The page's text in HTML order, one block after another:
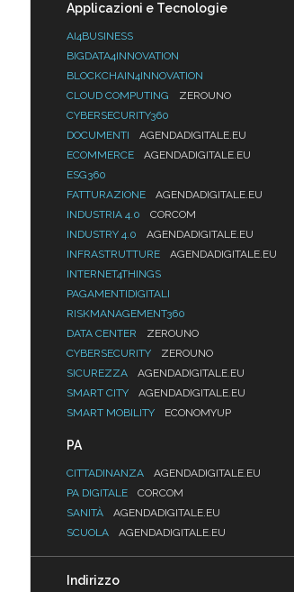
Applicazioni e Tecnologie
AI4BUSINESS
BIGDATA4INNOVATION
BLOCKCHAIN4INNOVATION
CLOUD COMPUTING
ZEROUNO
CYBERSECURITY360
DOCUMENTI
AGENDADIGITALE.EU
ECOMMERCE
AGENDADIGITALE.EU
ESG360
FATTURAZIONE
AGENDADIGITALE.EU
INDUSTRIA 4.0
CORCOM
INDUSTRY 4.0
AGENDADIGITALE.EU
INFRASTRUTTURE
AGENDADIGITALE.EU
INTERNET4THINGS
PAGAMENTIDIGITALI
RISKMANAGEMENT360
DATA CENTER
ZEROUNO
CYBERSECURITY
ZEROUNO
SICUREZZA
AGENDADIGITALE.EU
SMART CITY
AGENDADIGITALE.EU
SMART MOBILITY
ECONOMYUP
PA
CITTADINANZA
AGENDADIGITALE.EU
PA DIGITALE
CORCOM
SANITÀ
AGENDADIGITALE.EU
SCUOLA
AGENDADIGITALE.EU
Indirizzo